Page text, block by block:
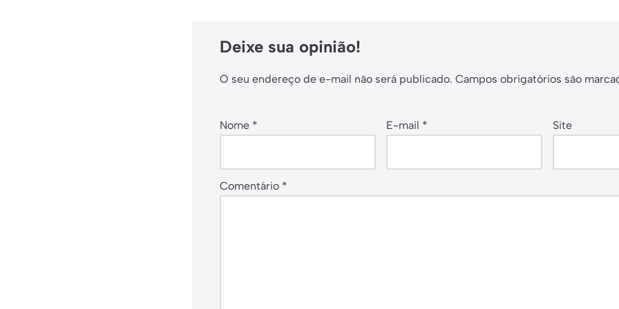
Deixe sua opinião!
O seu endereço de e-mail não será publicado. Campos obrigatórios são
Nome * E-mail * Site
Comentário *